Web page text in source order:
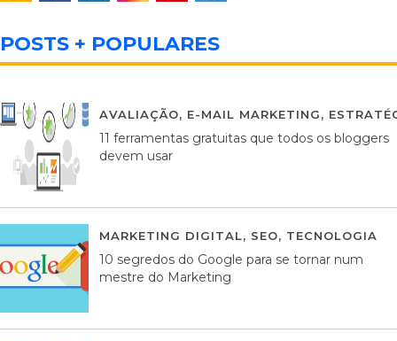
POSTS + POPULARES
AVALIAÇÃO, E-MAIL MARKETING,
11 ferramentas gratuitas que todos os bloggers
devem usar
MARKETING DIGITAL, SEO, TECNOLOGIA
10 segredos do Google para se tornar num
mestre do Marketing